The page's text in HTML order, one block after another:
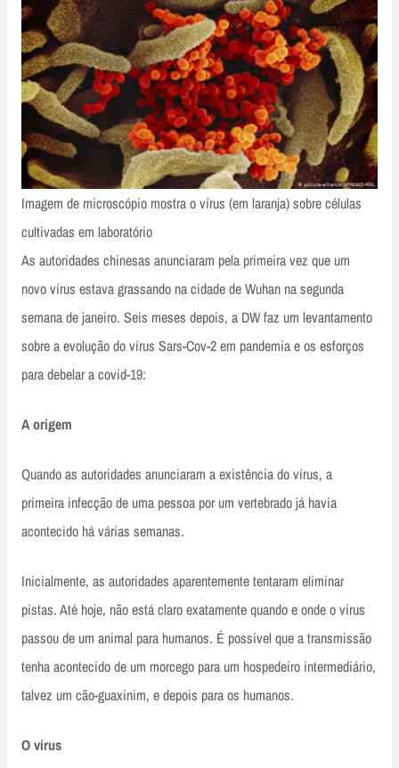
Imagem de microscópio mostra o vírus (em laranja) sobre células
cultivadas em laboratório
As autoridades chinesas anunciaram pela primeira vez que um
novo vírus estava grassando na cidade de Wuhan na segunda
semana de janeiro. Seis meses depois, a DW faz um levantamento
sobre a evolução do vírus Sars-Cov-2 em pandemia e os esforços
para debelar a covid-19:
A origem
Quando as autoridades anunciaram a existência do vírus, a
primeira infecção de uma pessoa por um vertebrado já havia
acontecido há várias semanas.
Inicialmente, as autoridades aparentemente tentaram eliminar
pistas. Até hoje, não está claro exatamente quando e onde o vírus
passou de um animal para humanos. É possível que a transmissão
tenha acontecido de um morcego para um hospedeiro intermediário,
talvez um cão-guaxinim, e depois para os humanos.
O vírus